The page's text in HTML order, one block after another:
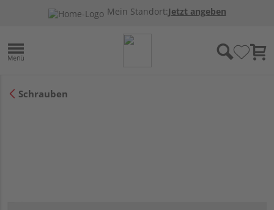
Mein Standort:Jetzt angeben
Schrauben